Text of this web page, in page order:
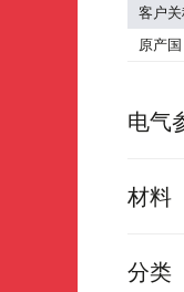
客户
原产国
电气
材料
分类